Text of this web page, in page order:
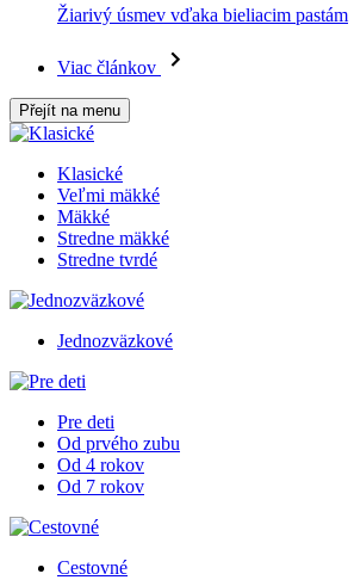
Žiarivý úsmev vďaka bieliacim pastám
Viac článkov
Přejít na menu
Klasické
Veľmi mäkké
Mäkké
Stredne mäkké
Stredne tvrdé
Jednozväzkové
Pre deti
Od prvého zubu
Od 4 rokov
Od 7 rokov
Cestovné